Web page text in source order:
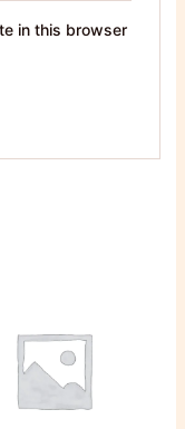
in this browser